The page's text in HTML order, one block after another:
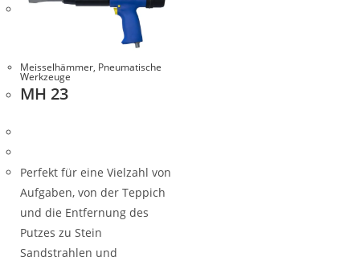
Meisselhämmer, Pneumatische
Werkzeuge
MH 23
Perfekt für eine Vielzahl von
Aufgaben, von der Teppich
und die Entfernung des
Putzes zu Stein
Sandstrahlen und